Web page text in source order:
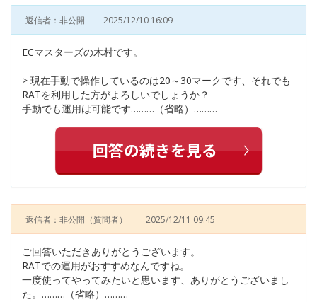
返信者：非公開 2025/12/10 16:09
ECマスターズの木村です。
> 現在手動で操作しているのは20～30マークです、それでも
RATを利用した方がよろしいでしょうか？
手動でも運用は可能です………（省略）………
返信者：非公開 （質問者） 2025/12/11 09:45
ご回答いただきありがとうございます。
RATでの運用がおすすめなんですね。
一度使ってやってみたいと思います、ありがとうございまし
た。………（省略）………